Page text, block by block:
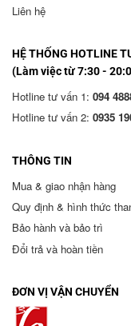
Liên hệ
HỆ THỐNG HOTLINE
(Làm việc từ 7:30 -
Hotline tư vấn 1: 094
Hotline tư vấn 2: 0935
THÔNG TIN
Mua & giao nhận hàng
Quy định & hình thức
Bảo hành và bảo trì
Đổi trả và hoàn tiền
ĐƠN VỊ VẬN CHUYỂN